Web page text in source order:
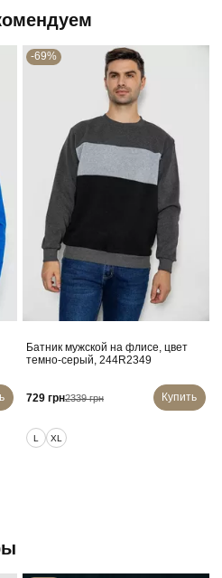
-69%
Батник мужской на флисе, цвет
темно-серый, 244R2349
729 грн2339 грн Купить
L XL